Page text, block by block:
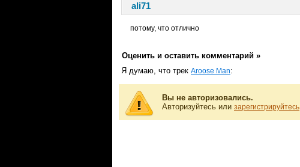
ali71
потому, что отлично
Оценить и оставить комментарий »
Я думаю, что трек Aroose Man:
Вы не авторизовались.
Авторизуйтесь или зарегистрируйтесь